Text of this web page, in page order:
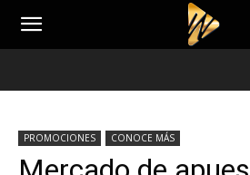
PROMOCIONES CONOCE MÁS